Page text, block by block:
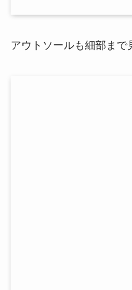
アウトソールも細部まで